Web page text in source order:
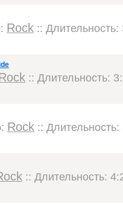
Rock ::
:: Длительность:
Rock ::
:: Длительность: